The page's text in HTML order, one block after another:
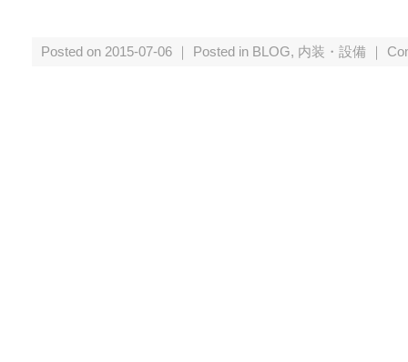
Posted on 2015-07-06 ｜ Posted in BLOG, 内装・設備 ｜